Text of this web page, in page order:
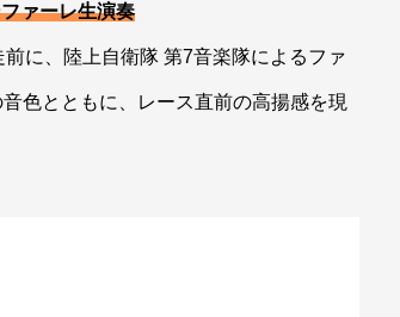
ァーレ生演奏
に、陸上自衛隊 第7音楽隊によるファ
色とともに、レース直前の高揚感を現